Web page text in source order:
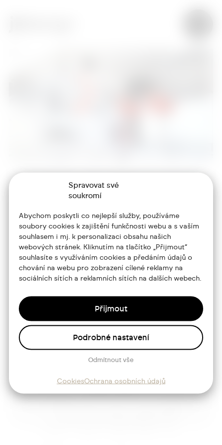
Spravovat své
soukromí
Abychom poskytli co nejlepší služby, používáme
soubory cookies k zajištění funkčnosti webu a s vaším
souhlasem i mj. k personalizaci obsahu našich
webových stránek. Kliknutím na tlačítko „Přijmout“
souhlasíte s využíváním cookies a předáním údajů o
chování na webu pro zobrazení cílené reklamy na
sociálních sítích a reklamních sítích na dalších webech.
Přijmout
Odmítnout vše
Podrobné nastavení
CookiesOchrana osobních údajů
Portfolio
O mně
Služby
Blog
Kontakt
+420 773 986 416
jtdesign@joseftrakal.cz
Sledujte mě
Josef